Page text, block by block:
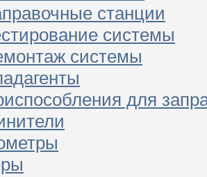
станции
системы
системы
для